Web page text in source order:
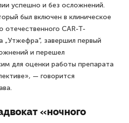
успешно и без осложнений.
был включен в клиническое
отечественного CAR-T-
„Утжефра“, завершил первый
и перешел
для оценки работы препарата
— говорится
«ночного